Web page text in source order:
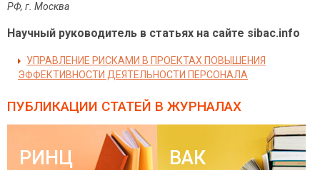
РФ, г. Москва
Научный руководитель в статьях на сайте sibac.info
УПРАВЛЕНИЕ РИСКАМИ В ПРОЕКТАХ ПОВЫШЕНИЯ
ЭФФЕКТИВНОСТИ ДЕЯТЕЛЬНОСТИ ПЕРСОНАЛА
ПУБЛИКАЦИИ СТАТЕЙ В ЖУРНАЛАХ
РИНЦ ВАК